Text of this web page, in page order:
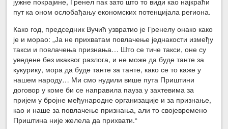
пут ка оном ослобађању економских потенцијала региона.
Како год, председник Вучић узвратио је Гренелу онако како
је и морао: „Ја не прихватам повлачење једнакости између
такси и повлачења признања… Што се тиче такси, оне су
уведене без икаквог разлога, и не може да буде танте за
кукурику, мора да буде танте за танте, како се то каже у
нашем народу… Ми смо нудили више пута Приштини
договор у коме би се направила пауза у захтевима за
пријем у бројне међународне организације и за признање,
као и наше за повлачење признања, али то својевремено
Приштина није желела да прихвати.“